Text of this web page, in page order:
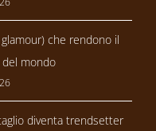
che rendono il
mondo
diventa trendsetter